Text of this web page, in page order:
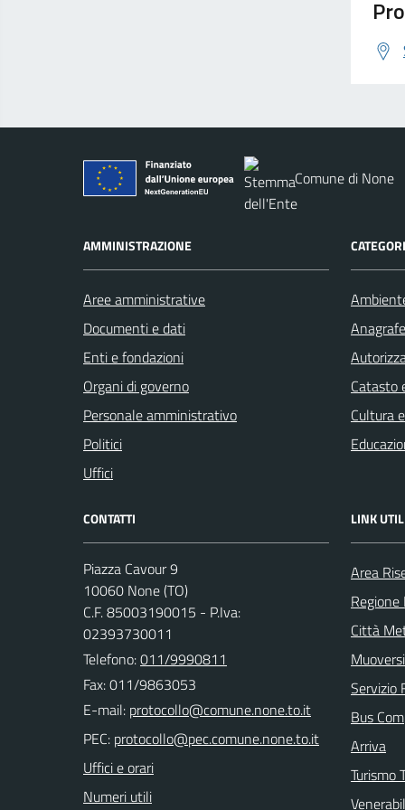
Comune di None
AMMINISTRAZIONE
Aree amministrative
Documenti e dati
Enti e fondazioni
Organi di governo
Personale amministrativo
Politici
Uffici
Catasto
Cultura
CONTATTI
Piazza Cavour 9
10060 None (TO)
C.F. 85003190015 - P.Iva:
02393730011
Telefono:011/9990811
Fax: 011/9863053
E-mail:
PEC:
Uffici e orari
Numeri utili
LINK
Area
Città
Servizio
Bus
Arriva
Turismo